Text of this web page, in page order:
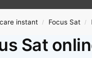
instant / Focus Sat /
Sat